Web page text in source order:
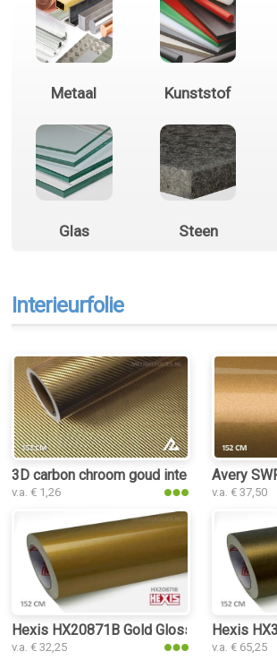
Metaal Kunststof
Glas Steen
Interieurfolie
3D carbon chroom goud interieurfolie
v.a. € 1,26
Avery
v.a. € 37,50
Hexis HX20871B Gold Gloss interieurfolie
v.a. € 32,25
Hexis
v.a. € 65,25